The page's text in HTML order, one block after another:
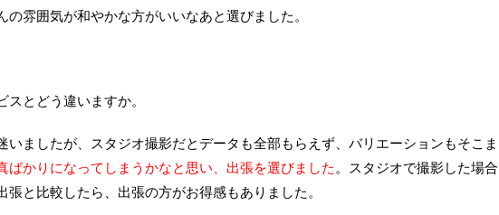
の雰囲気が和やかな方がいいなあと選びました。
とどう違いますか。
いましたが、スタジオ撮影だとデータも全部もらえず、バリエーションもそこま
ばかりになってしまうかなと思い、出張を選びました 。スタジオで撮影した場合
張と比較したら、出張の方がお得感もありました。